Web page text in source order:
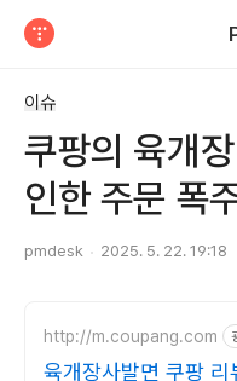
이슈
쿠팡의 육개
인한 주문 폭
pmdesk 2025. 5. 22. 19:18
http://m.coupang.com
육개장사발면 쿠팡 리